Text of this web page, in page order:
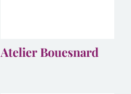
Atelier Bouesnard